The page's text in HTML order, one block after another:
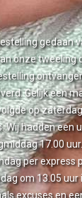
gedaan
onze tweeling
Gelijk een
op
Wij hadden een
17.00
per express
om 13.05 uur
excuses en